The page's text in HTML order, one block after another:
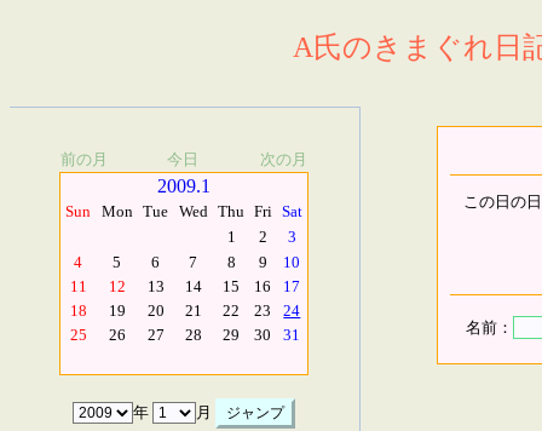
A氏のきまぐれ日
前の月 今日 次の月
2009.1
Sun Mon Tue Wed Thu Fri Sat
1
2
3
4
5 6 7 8 9
10
11
12 13 14 15 16
17
18
19 20 21 22 23
24
25
26 27 28 29 30 31
年 月
この日の
名前：